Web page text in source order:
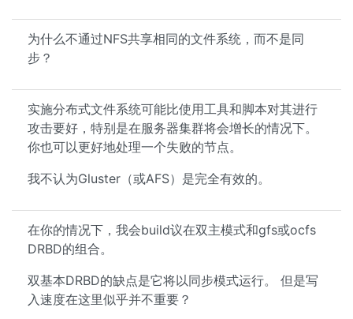
为什么不通过NFS共享相同的文件系统，而不是同
步？
实施分布式文件系统可能比使用工具和脚本对其进行
攻击要好，特别是在服务器集群将会增长的情况下。
你也可以更好地处理一个失败的节点。
我不认为Gluster（或AFS）是完全有效的。
在你的情况下，我会build议在双主模式和gfs或ocfs
DRBD的组合。
双基本DRBD的缺点是它将以同步模式运行。 但是写
入速度在这里似乎并不重要？